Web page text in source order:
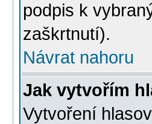
podpis k
zaškrtnutí).
Návrat nahoru
Jak vytvořím
Vytvoření